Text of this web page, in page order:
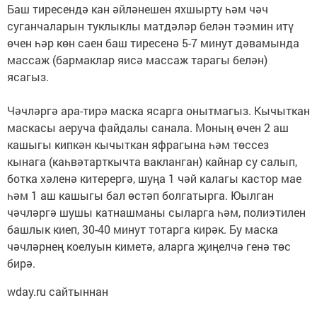
Баш тиресендә кан әйләнешен яхшырту һәм чәч
суганчаларын туклыклы матдәләр белән тәэмин итү
өчен һәр көн саен баш тиресенә 5-7 минут дәвамында
массаж (бармаклар яисә массаж тарагы белән)
ясагыз.
Чәчләргә ара-тирә маска ясарга онытмагыз. Кычыткан
маскасы аеруча файдалы санала. Моның өчен 2 аш
кашыгы кипкән кычыткан яфрагына һәм төссез
кынага (каһвәтарткычта вакланган) кайнар су салып,
ботка хәленә китерергә, шуңа 1 чәй калагы кастор мае
һәм 1 аш кашыгы бал өстәп болгатырга. Юылган
чәчләргә шушы катнашманы сыларга һәм, полиэтилен
башлык киеп, 30-40 минут тотарга кирәк. Бу маска
чәчләрнең коелуын киметә, аларга җиңелчә генә төс
бирә.
wday.ru сайтыннан